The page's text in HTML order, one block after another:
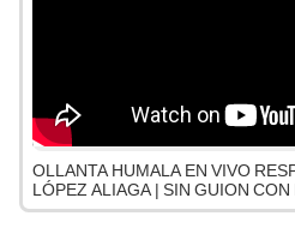
OLLANTA HUMALA EN VIVO
LÓPEZ ALIAGA | SIN GUION